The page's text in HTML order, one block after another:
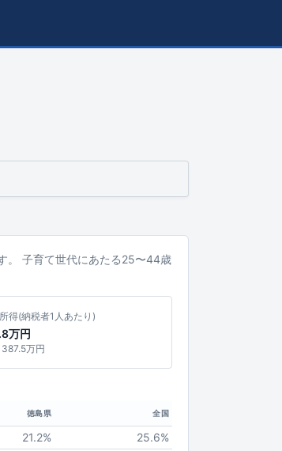
。 子育て世代にあたる25〜44歳
得(納税者1人あたり)
万円
万円
徳島県 全国
21.2%
25.6%